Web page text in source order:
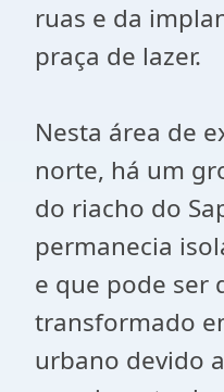
ruas e da
praça de lazer.
Nesta área de
norte, há um
do riacho do
permanecia
e que pode ser
transformado
urbano devido